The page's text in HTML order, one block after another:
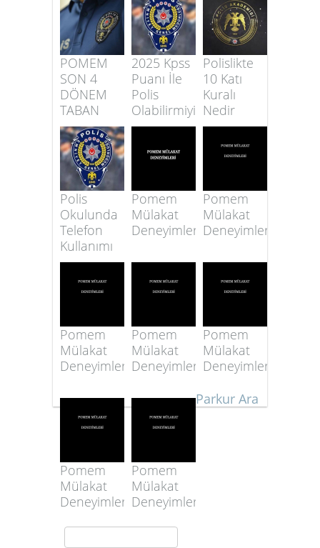
POMEM
SON 4
DÖNEM
TABAN
PUANLARI
2025 Kpss
Puanı İle
Polis
Olabilirmiyim
Polislikte
10 Katı
Kuralı
Nedir
Polis
Okulunda
Telefon
Kullanımı
Pomem
Mülakat
Deneyimleri
Pomem
Mülakat
Deneyimleri
Pomem
Mülakat
Deneyimleri
Pomem
Mülakat
Deneyimleri
Pomem
Mülakat
Deneyimleri
Pomem
Mülakat
Deneyimleri
Pomem
Mülakat
Deneyimleri
Parkur Ara